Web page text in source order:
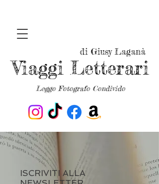
Leggo Fotografo Condivido
Viaggi Letterari
di Giusy Laganà
ISCRIVITI ALLA